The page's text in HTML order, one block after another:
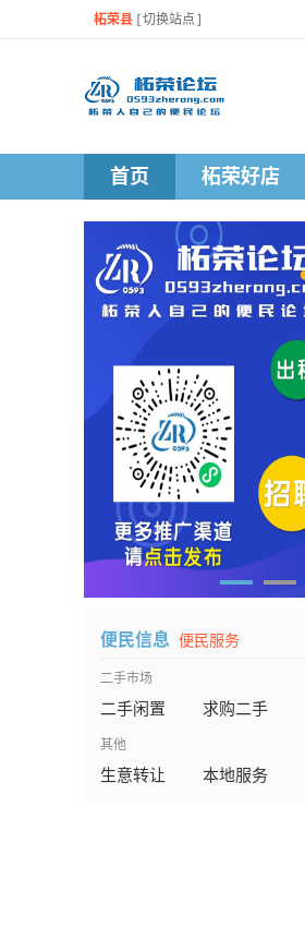
柘荣县 [切换站点 ]
首页 柘荣好店
便民信息 便民服务
二手市场
二手闲置 求购二手
其他
生意转让 本地服务